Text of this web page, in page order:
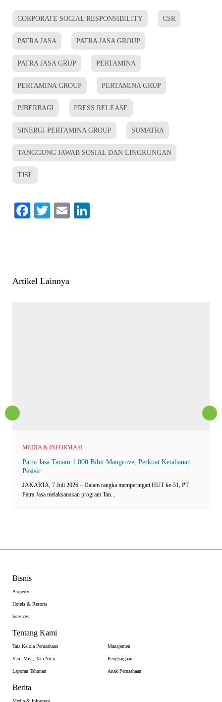
CORPORATE SOCIAL RESPONSIBILITY CSR
PATRA JASA PATRA JASA GROUP
PATRA JASA GRUP PERTAMINA
PERTAMINA GROUP PERTAMINA GRUP
PJBERBAGI PRESS RELEASE
SINERGI PERTAMINA GROUP SUMATRA
TANGGUNG JAWAB SOSIAL DAN LINGKUNGAN
TJSL
Facebook
Twitter
Email
Artikel Lainnya
MEDIA & INFORMASI
Patra Jasa Tanam 1.000 Bibit Mangrove, Perkuat Ketahanan
Pesisir
JAKARTA, 7 Juli 2026 – Dalam rangka memperingati HUT ke-51, PT
Patra Jasa melaksanakan program Tan...
Bisnis
Property
Hotels & Resorts
Services
Tentang Kami
Tata Kelola Perusahaan
Visi, Misi, Tata Nilai
Laporan Tahunan
Manajemen
Penghargaan
Anak Perusahaan
Berita
Media & Informasi